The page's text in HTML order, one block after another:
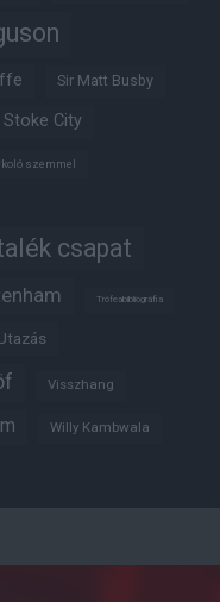
Sir Matt Busby
Stoke City
szemmel
csapat
Trófeabibliográfia
Visszhang
Willy Kambwala